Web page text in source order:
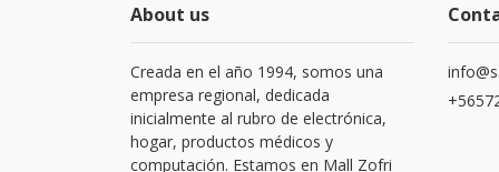
About us
Creada en el año 1994, somos una
empresa regional, dedicada
inicialmente al rubro de electrónica,
hogar, productos médicos y
computación. Estamos en Mall Zofri